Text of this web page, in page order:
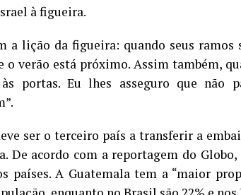
à figueira.
a lição da figueira: quando seus
o verão está próximo. Assim também,
portas. Eu lhes asseguro que não
ser o terceiro país a transferir a
De acordo com a reportagem do
países. A Guatemala tem a “maior